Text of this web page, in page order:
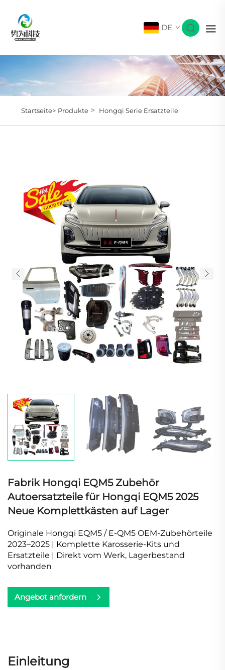
DE
Startseite> Produkte> Hongqi Serie Ersatzteile
Fabrik Hongqi EQM5 Zubehör
Autoersatzteile für Hongqi EQM5 2025
Neue Komplettkästen auf Lager
Originale Hongqi EQM5 / E-QM5 OEM-Zubehörteile
2023–2025 | Komplette Karosserie-Kits und
Ersatzteile | Direkt vom Werk, Lagerbestand
vorhanden
Angebot anfordern
Einleitung